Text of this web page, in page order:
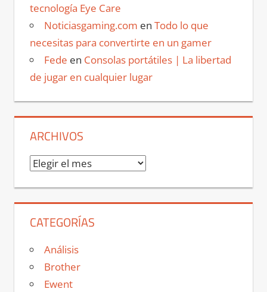
tecnología Eye Care
Noticiasgaming.com en Todo lo que
necesitas para convertirte en un gamer
Fede en Consolas portátiles | La libertad
de jugar en cualquier lugar
ARCHIVOS
Archivos
CATEGORÍAS
Análisis
Brother
Ewent